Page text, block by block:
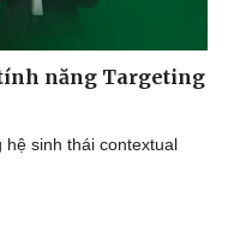
năng Targeting
sinh thái contextual